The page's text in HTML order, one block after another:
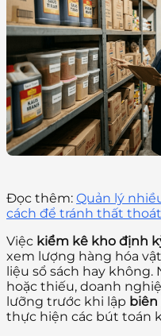
Đọc thêm: Quản lý
cách để tránh thất thoát
Việc kiểm kê kho định
xem lượng hàng hóa
liệu sổ sách hay
hoặc thiếu, doanh
lưỡng trước khi lập
thực hiện các bút toán